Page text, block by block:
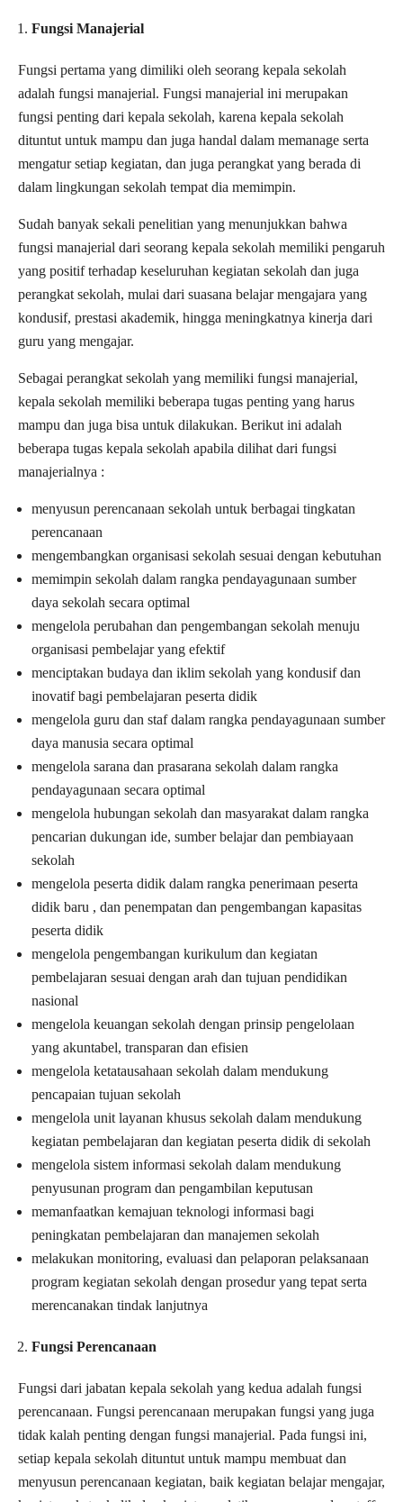
Fungsi Manajerial
Fungsi pertama yang dimiliki oleh seorang kepala sekolah
adalah fungsi manajerial. Fungsi manajerial ini merupakan
fungsi penting dari kepala sekolah, karena kepala sekolah
dituntut untuk mampu dan juga handal dalam memanage serta
mengatur setiap kegiatan, dan juga perangkat yang berada di
dalam lingkungan sekolah tempat dia memimpin.
Sudah banyak sekali penelitian yang menunjukkan bahwa
fungsi manajerial dari seorang kepala sekolah memiliki pengaruh
yang positif terhadap keseluruhan kegiatan sekolah dan juga
perangkat sekolah, mulai dari suasana belajar mengajara yang
kondusif, prestasi akademik, hingga meningkatnya kinerja dari
guru yang mengajar.
Sebagai perangkat sekolah yang memiliki fungsi manajerial,
kepala sekolah memiliki beberapa tugas penting yang harus
mampu dan juga bisa untuk dilakukan. Berikut ini adalah
beberapa tugas kepala sekolah apabila dilihat dari fungsi
manajerialnya :
menyusun perencanaan sekolah untuk berbagai tingkatan
perencanaan
mengembangkan organisasi sekolah sesuai dengan kebutuhan
memimpin sekolah dalam rangka pendayagunaan sumber
daya sekolah secara optimal
mengelola perubahan dan pengembangan sekolah menuju
organisasi pembelajar yang efektif
menciptakan budaya dan iklim sekolah yang kondusif dan
inovatif bagi pembelajaran peserta didik
mengelola guru dan staf dalam rangka pendayagunaan sumber
daya manusia secara optimal
mengelola sarana dan prasarana sekolah dalam rangka
pendayagunaan secara optimal
mengelola hubungan sekolah dan masyarakat dalam rangka
pencarian dukungan ide, sumber belajar dan pembiayaan
sekolah
mengelola peserta didik dalam rangka penerimaan peserta
didik baru , dan penempatan dan pengembangan kapasitas
peserta didik
mengelola pengembangan kurikulum dan kegiatan
pembelajaran sesuai dengan arah dan tujuan pendidikan
nasional
mengelola keuangan sekolah dengan prinsip pengelolaan
yang akuntabel, transparan dan efisien
mengelola ketatausahaan sekolah dalam mendukung
pencapaian tujuan sekolah
mengelola unit layanan khusus sekolah dalam mendukung
kegiatan pembelajaran dan kegiatan peserta didik di sekolah
mengelola sistem informasi sekolah dalam mendukung
penyusunan program dan pengambilan keputusan
memanfaatkan kemajuan teknologi informasi bagi
peningkatan pembelajaran dan manajemen sekolah
melakukan monitoring, evaluasi dan pelaporan pelaksanaan
program kegiatan sekolah dengan prosedur yang tepat serta
merencanakan tindak lanjutnya
Fungsi Perencanaan
Fungsi dari jabatan kepala sekolah yang kedua adalah fungsi
perencanaan. Fungsi perencanaan merupakan fungsi yang juga
tidak kalah penting dengan fungsi manajerial. Pada fungsi ini,
setiap kepala sekolah dituntut untuk mampu membuat dan
menyusun perencanaan kegiatan, baik kegiatan belajar mengajar,